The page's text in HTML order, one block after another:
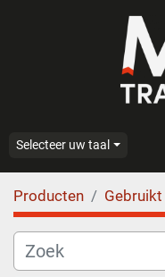
Selecteer uw taal
Producten Gebruikt